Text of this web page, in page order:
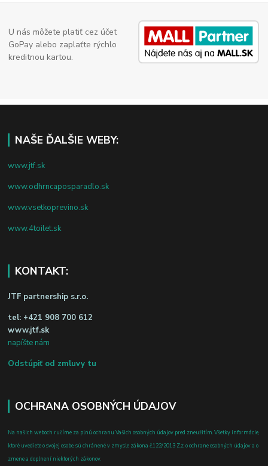
U nás môžete platiť cez účet
GoPay alebo zaplaťte rýchlo
kreditnou kartou.
NAŠE ĎALŠIE WEBY:
www.jtf.sk
www.odhrncaposparadlo.sk
www.vsetkoprevino.sk
www.4toilet.sk
KONTAKT:
JTF partnership s.r.o.
tel: +421 908 700 612
www.jtf.sk
napíšte nám
Odstúpiť od zmluvy tu
OCHRANA OSOBNÝCH ÚDAJOV
Na našich weboch ručíme za plnú ochranu Vašich osobných údajov pred zneužitím. Všetky informácie,
ktoré uvediete o svojej osobe, sú chránené v zmysle zákona č.122/2013 Z.z. o ochrane osobných údajov a o
zmene a doplnení niektorých zákonov.